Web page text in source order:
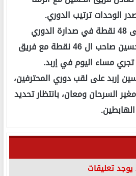
الوحدات ترتيب الدوري.
ورفع الوحدات رصيده إلى 48 نقطة في صدارة الدوري
مؤقتا، بانتظار مباراة الحسين صاحب ال 46 نقطة مع فريق
تجري مساء اليوم في إربد.
إربد على لقب دوري المحترفين،
السرحان ومعان، بانتظار تحديد
يوجد تعليقات